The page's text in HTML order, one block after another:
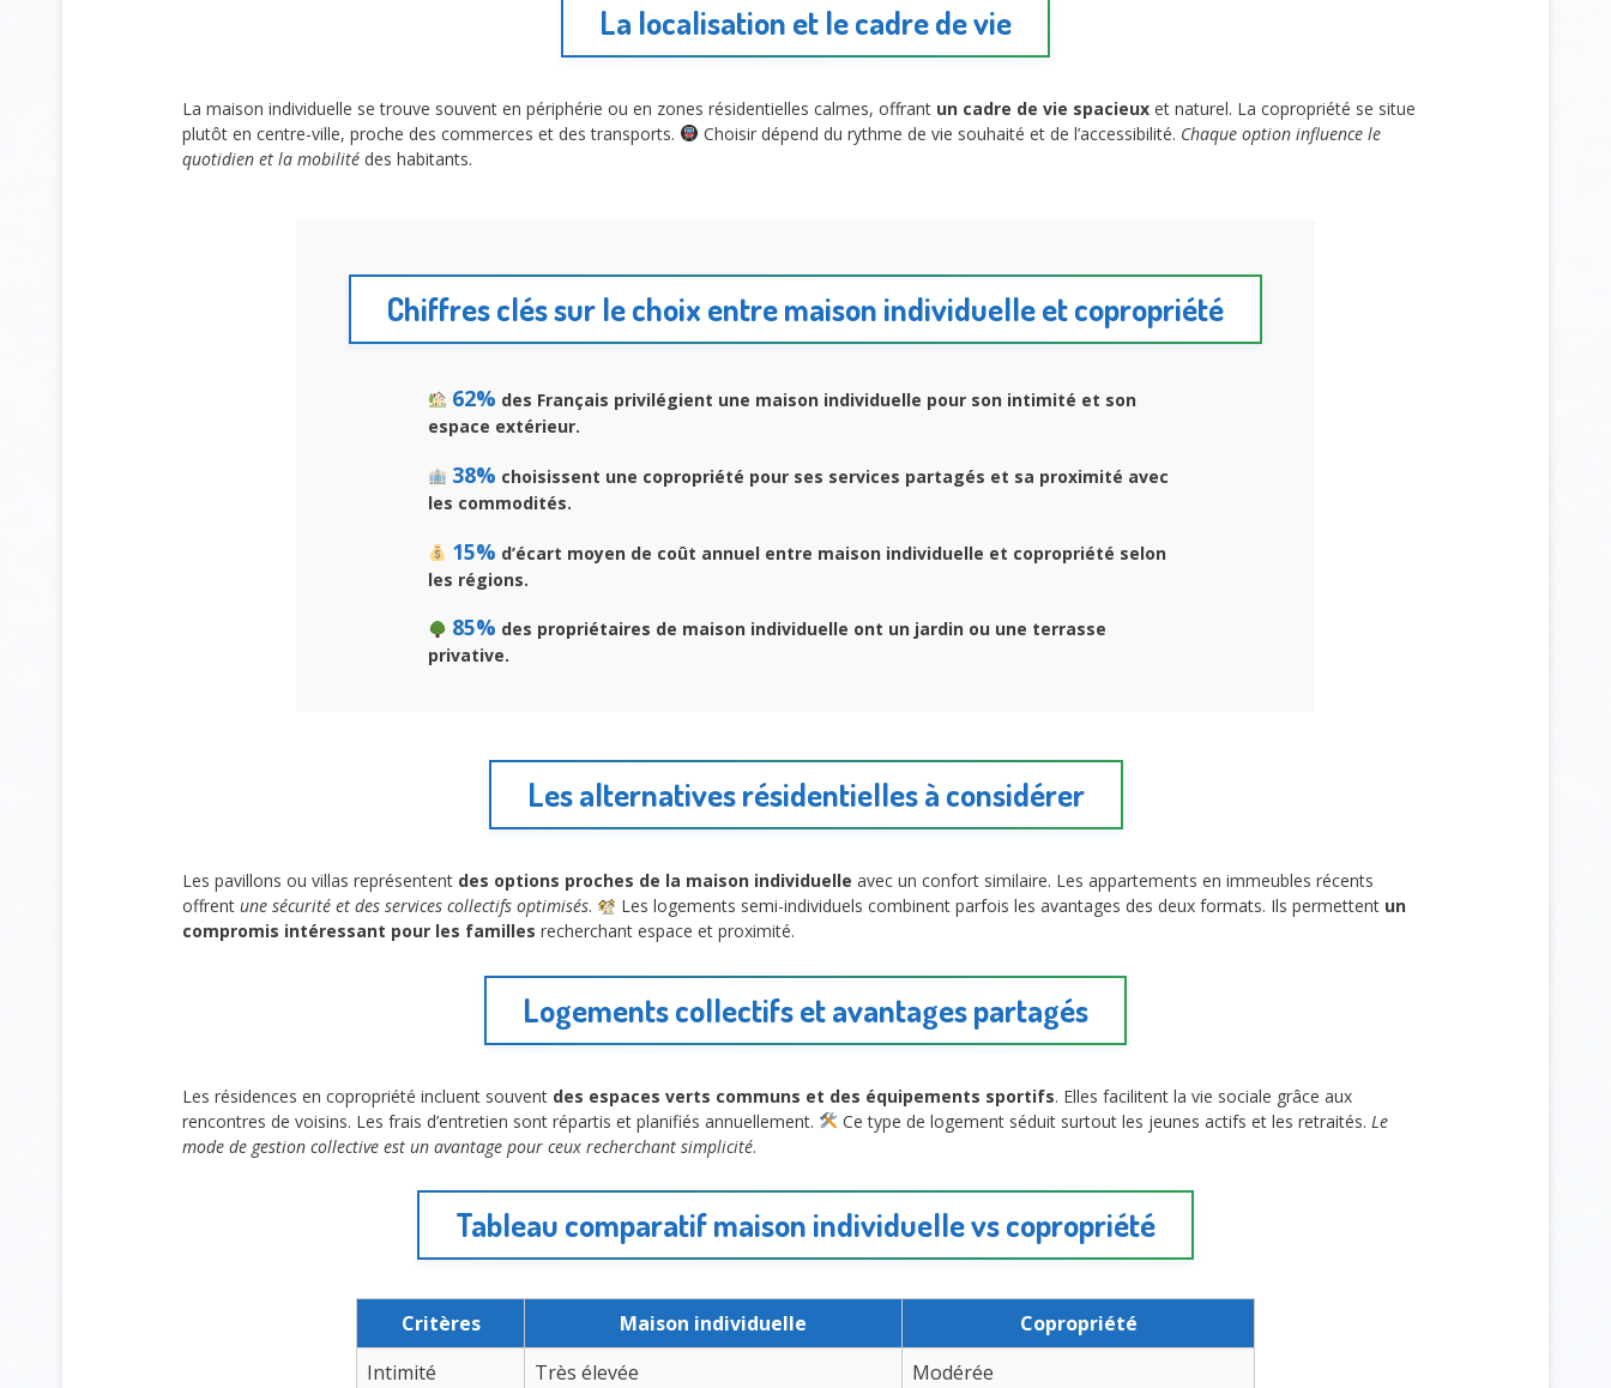
La localisation et le cadre de vie
La maison individuelle se trouve souvent en périphérie ou en zones résidentielles calmes, offrant un cadre de vie spacieux et naturel. La copropriété se situe
plutôt en centre-ville, proche des commerces et des transports.
Choisir dépend du rythme de vie souhaité et de l’accessibilité. Chaque option influence le
quotidien et la mobilité des habitants.
Chiffres clés sur le choix entre maison individuelle et copropriété
62% des Français privilégient une maison individuelle pour son intimité et son
espace extérieur.
38% choisissent une copropriété pour ses services partagés et sa proximité avec
les commodités.
15% d’écart moyen de coût annuel entre maison individuelle et copropriété selon
les régions.
85% des propriétaires de maison individuelle ont un jardin ou une terrasse
privative.
Les alternatives résidentielles à considérer
Les pavillons ou villas représentent des options proches de la maison individuelle avec un confort similaire. Les appartements en immeubles récents
offrent une sécurité et des services collectifs optimisés. Les logements semi-individuels combinent parfois les avantages des deux formats. Ils permettent un
compromis intéressant pour les familles recherchant espace et proximité.
Logements collectifs et avantages partagés
Les résidences en copropriété incluent souvent des espaces verts communs et des équipements sportifs. Elles facilitent la vie sociale grâce aux
rencontres de voisins. Les frais d’entretien sont répartis et planifiés annuellement.
Ce type de logement séduit surtout les jeunes actifs et les retraités. Le
mode de gestion collective est un avantage pour ceux recherchant simplicité.
Tableau comparatif maison individuelle vs copropriété
Critères Maison individuelle
Copropriété
Intimité
Très élevée
Modérée